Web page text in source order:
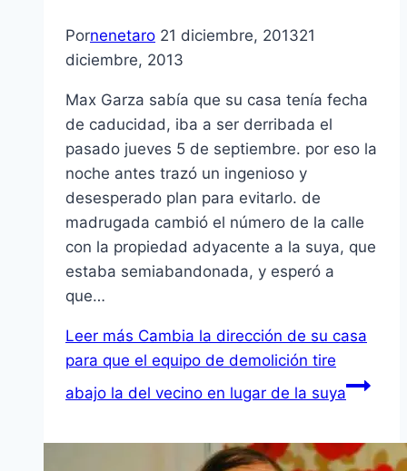
Pornenetaro 21 diciembre, 201321
diciembre, 2013
Max Garza sabía que su casa tenía fecha
de caducidad, iba a ser derribada el
pasado jueves 5 de septiembre. por eso la
noche antes trazó un ingenioso y
desesperado plan para evitarlo. de
madrugada cambió el número de la calle
con la propiedad adyacente a la suya, que
estaba semiabandonada, y esperó a
que…
Leer más Cambia la dirección de su casa
para que el equipo de demolición tire
abajo la del vecino en lugar de la suya